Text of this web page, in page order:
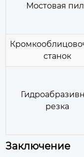
Мостовая
станок
резка
Заключение